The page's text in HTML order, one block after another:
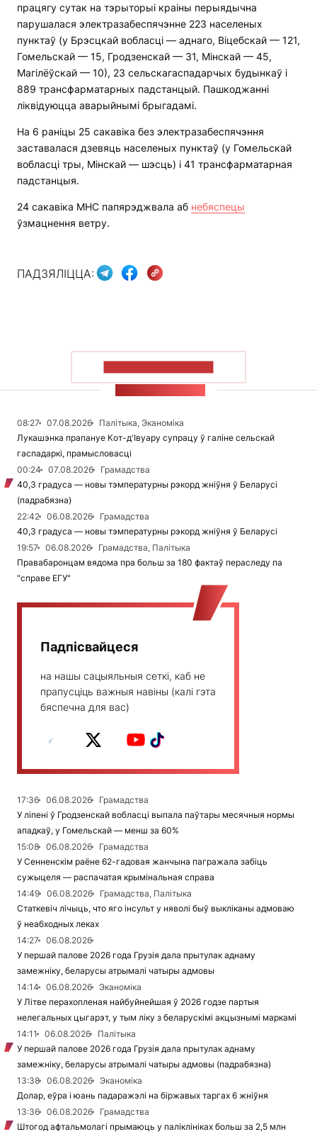
працягу сутак на тэрыторыі краіны перыядычна
парушалася электразабеспячэнне 223 населеных
пунктаў (у Брэсцкай вобласці — аднаго, Віцебскай — 121,
Гомельскай — 15, Гродзенскай — 31, Мінскай — 45,
Магілёўскай — 10), 23 сельскагаспадарчых будынкаў і
889 трансфарматарных падстанцый. Пашкоджанні
ліквідуюцца аварыйнымі брыгадамі.
На 6 раніцы 25 сакавіка без электразабеспячэння
заставалася дзевяць населеных пунктаў (у Гомельскай
вобласці тры, Мінскай — шэсць) і 41 трансфарматарная
падстанцыя.
24 сакавіка МНС папярэджвала аб небяспецы
ўзмацнення ветру.
ПАДЗЯЛІЦЦА:
08:27 07.08.2026
Палітыка, Эканоміка
Лукашэнка прапануе Кот-д'Івуару супрацу ў галіне сельскай
гаспадаркі, прамысловасці
00:24
07.08.2026
Грамадства
40,3 градуса — новы тэмпературны рэкорд жніўня ў Беларусі
(падрабязна)
22:42
06.08.2026
Грамадства
40,3 градуса — новы тэмпературны рэкорд жніўня ў Беларусі
19:57
06.08.2026
Грамадства, Палітыка
Правабаронцам вядома пра больш за 180 фактаў пераследу па
"справе ЕГУ"
Падпісвайцеся
на нашы сацыяльныя сеткі, каб не
прапусціць важныя навіны (калі гэта
бяспечна для вас)
17:36 06.08.2026
Грамадства
У ліпені ў Гродзенскай вобласці выпала паўтары месячныя нормы
ападкаў, у Гомельскай — менш за 60%
15:08
06.08.2026
Грамадства
У Сенненскім раёне 62-гадовая жанчына пагражала забіць
сужыцеля — распачатая крымінальная справа
14:49
06.08.2026
Грамадства, Палітыка
Статкевіч лічыць, что яго інсульт у няволі быў выкліканы адмоваю
ў неабходных леках
14:27
06.08.2026
У першай палове 2026 года Грузія дала прытулак аднаму
замежніку, беларусы атрымалі чатыры адмовы
14:14
06.08.2026
Эканоміка
У Літве перахопленая найбуйнейшая ў 2026 годзе партыя
нелегальных цыгарэт, у тым ліку з беларускімі акцызнымі маркамі
14:11
06.08.2026
Палітыка
У першай палове 2026 года Грузія дала прытулак аднаму
замежніку, беларусы атрымалі чатыры адмовы (падрабязна)
13:38
06.08.2026
Эканоміка
Долар, еўра і юань падаражэлі на біржавых таргах 6 жніўня
13:36
06.08.2026
Грамадства
Штогод афтальмолагі прымаюць у паліклініках больш за 2,5 млн